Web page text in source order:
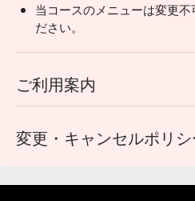
当コースのメニューは変更
ださい。
ご利用案内
変更・キャンセルポリ